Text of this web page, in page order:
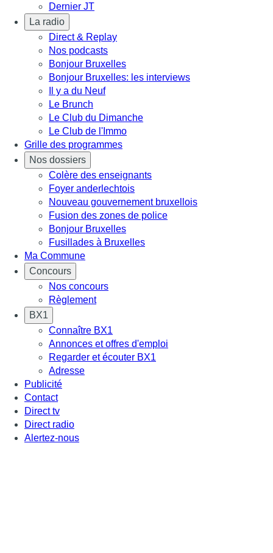
Dernier JT
La radio
Direct & Replay
Nos podcasts
Bonjour Bruxelles
Bonjour Bruxelles: les interviews
Il y a du Neuf
Le Brunch
Le Club du Dimanche
Le Club de l'Immo
Grille des programmes
Nos dossiers
Colère des enseignants
Foyer anderlechtois
Nouveau gouvernement bruxellois
Fusion des zones de police
Bonjour Bruxelles
Fusillades à Bruxelles
Ma Commune
Concours
Nos concours
Règlement
BX1
Connaître BX1
Annonces et offres d'emploi
Regarder et écouter BX1
Adresse
Publicité
Contact
Direct tv
Direct radio
Alertez-nous